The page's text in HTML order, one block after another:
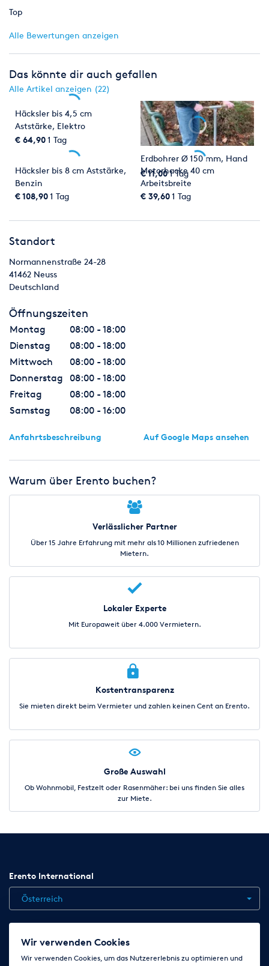
Top
Alle Bewertungen anzeigen
Das könnte dir auch gefallen
Alle Artikel anzeigen (22)
Häcksler bis 4,5 cm
Aststärke, Elektro
€ 64,901 Tag
Erdbohrer Ø 150 mm, Hand
€ 11,001 Tag
Häcksler bis 8 cm Aststärke,
Benzin
€ 108,901 Tag
Motorhacke 40 cm
Arbeitsbreite
€ 39,601 Tag
Standort
Normannenstraße 24-28
41462 Neuss
Deutschland
Öffnungszeiten
Montag
08:00 - 18:00
Dienstag
08:00 - 18:00
Mittwoch
08:00 - 18:00
Donnerstag
08:00 - 18:00
Freitag
08:00 - 18:00
Samstag
08:00 - 16:00
Anfahrtsbeschreibung Auf Google Maps ansehen
Warum über Erento buchen?
Verlässlicher Partner
Über 15 Jahre Erfahrung mit mehr als 10 Millionen zufriedenen
Mietern.
Lokaler Experte
Mit Europaweit über 4.000 Vermietern.
Kostentransparenz
Sie mieten direkt beim Vermieter und zahlen keinen Cent an Erento.
Große Auswahl
Ob Wohnmobil, Festzelt oder Rasenmäher: bei uns finden Sie alles
zur Miete.
Erento International
Österreich
Jobs Kontakt News
AGB
Impressum Cookie-Einstellungen ändern
Wir verwenden Cookies
Wir verwenden Cookies, um das Nutzererlebnis zu optimieren und